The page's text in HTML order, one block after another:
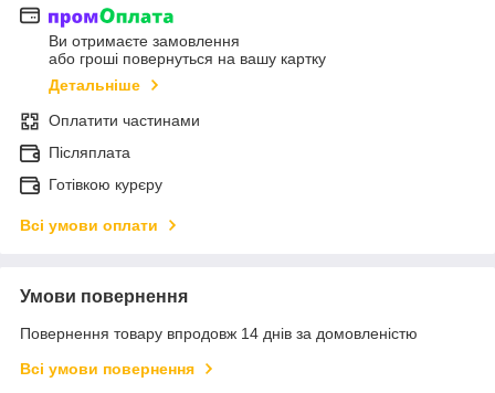
Ви отримаєте замовлення
або гроші повернуться на вашу картку
Детальніше
Оплатити частинами
Післяплата
Готівкою курєру
Всі умови оплати
Умови повернення
Повернення товару впродовж 14 днів за домовленістю
Всі умови повернення